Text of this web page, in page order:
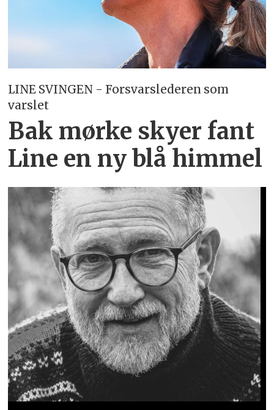
LINE SVINGEN - Forsvarslederen som
varslet
Bak mørke skyer fant
Line en ny blå himmel